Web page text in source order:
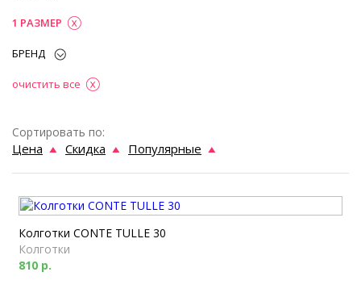
1 РАЗМЕР
БРЕНД
очистить все
Сортировать по:
Цена Скидка Популярные
Колготки CONTE TULLE 30
Колготки
810 р.